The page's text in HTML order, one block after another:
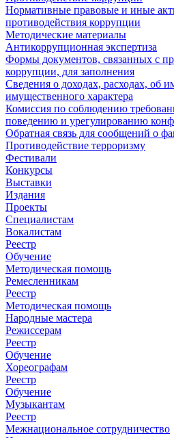
Нормативные правовые и иные
противодействия коррупции
Методические материалы
Антикоррупционная экспертиза
Формы документов, связанных с
коррупции, для заполнения
Сведения о доходах, расходах, об
имущественного характера
Комиссия по соблюдению
поведению и урегулированию
Обратная связь для сообщений о
Противодействие терроризму
Фестивали
Конкурсы
Выставки
Издания
Проекты
Специалистам
Вокалистам
Реестр
Обучение
Методическая помощь
Ремесленникам
Реестр
Методическая помощь
Народные мастера
Режиссерам
Реестр
Обучение
Хореографам
Реестр
Обучение
Музыкантам
Реестр
Межнациональное сотрудничество